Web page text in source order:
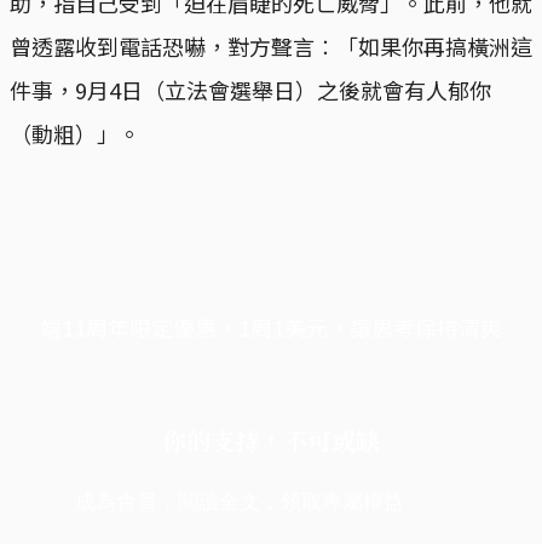
曾透露收到電話恐嚇，對方聲言︰「如果你再搞橫洲這
件事，9月4日（立法會選舉日）之後就會有人郁你
（動粗）」。